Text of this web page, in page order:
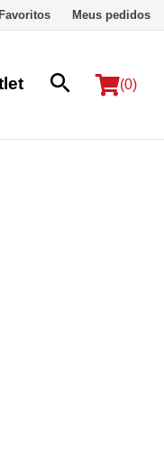
Meus pedidos
(0)